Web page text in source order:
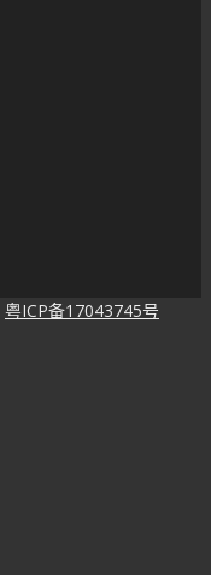
粤ICP备17043745号